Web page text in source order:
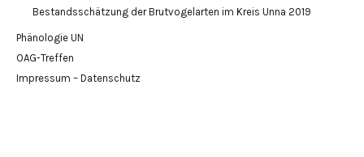
Bestandsschätzung der Brutvogelarten im Kreis Unna 2019
Phänologie UN
OAG-Treffen
Impressum – Datenschutz